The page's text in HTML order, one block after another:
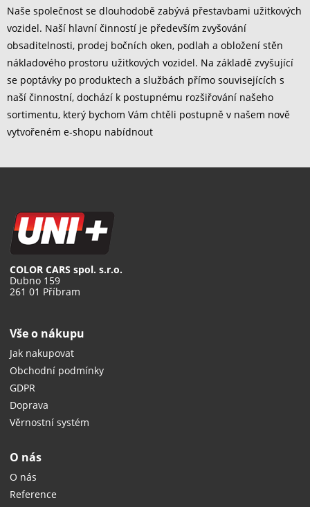
Naše společnost se dlouhodobě zabývá přestavbami užitkových
vozidel. Naší hlavní činností je především zvyšování
obsaditelnosti, prodej bočních oken, podlah a obložení stěn
nákladového prostoru užitkových vozidel. Na základě zvyšující
se poptávky po produktech a službách přímo souvisejících s
naší činnostní, dochází k postupnému rozšiřování našeho
sortimentu, který bychom Vám chtěli postupně v našem nově
vytvořeném e-shopu nabídnout
COLOR CARS spol. s.r.o.
Dubno 159
261 01 Příbram
Vše o nákupu
Jak nakupovat
Obchodní podmínky
GDPR
Doprava
Věrnostní systém
O nás
O nás
Reference